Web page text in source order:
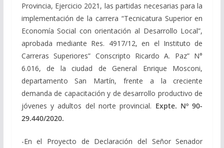
Provincia, Ejercicio 2021, las partidas necesarias para la
implementación de la carrera “Tecnicatura Superior en
Economía Social con orientación al Desarrollo Local”,
aprobada mediante Res. 4917/12, en el Instituto de
Carreras Superiores” Conscripto Ricardo A. Paz” N°
6.016, de la ciudad de General Enrique Mosconi,
departamento San Martín, frente a la creciente
demanda de capacitación y de desarrollo productivo de
jóvenes y adultos del norte provincial. Expte. Nº90-
29.440/2020.
-En el Proyecto de Declaración del Señor Senador